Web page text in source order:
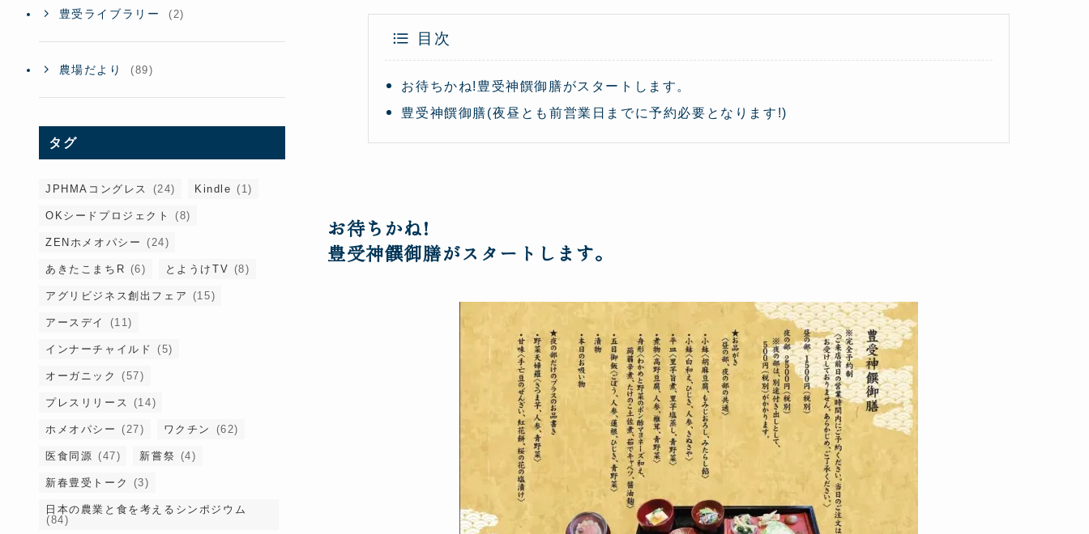
目次
お待ちかね!豊受神饌御膳がスタートします。
豊受神饌御膳(夜昼とも前営業日までに予約必要となります!)
お待ちかね!
豊受神饌御膳がスタートします。
豊受ライブラリー (2)
農場だより (89)
タグ
JPHMAコングレス (24) Kindle (1)
OKシードプロジェクト (8)
ZENホメオパシー (24)
あきたこまちR (6) とようけTV (8)
アグリビジネス創出フェア (15)
アースデイ (11)
インナーチャイルド (5)
オーガニック (57)
プレスリリース (14)
ホメオパシー (27) ワクチン (62)
医食同源 (47) 新嘗祭 (4)
新春豊受トーク (3)
日本の農業と食を考えるシンポジウム
(84)